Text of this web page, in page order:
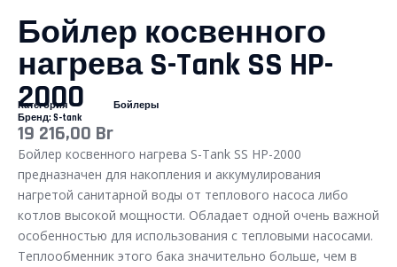
Бойлер косвенного
нагрева S-Tank SS HP-
2000
Категория
Бойлеры
Бренд: S-tank
19 216,00 Br
Бойлер косвенного нагрева S-Tank SS HP-2000
предназначен для накопления и аккумулирования
нагретой санитарной воды от теплового насоса либо
котлов высокой мощности. Обладает одной очень важной
особенностью для использования с тепловыми насосами.
Теплообменник этого бака значительно больше, чем в